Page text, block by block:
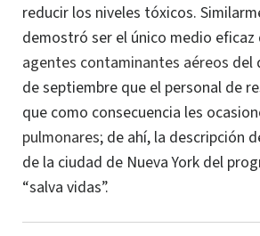
reducir los niveles tóxicos.
demostró ser el único medio eficaz
agentes contaminantes aéreos del
de septiembre que el personal de
que como consecuencia les
pulmonares; de ahí, la descripción
de la ciudad de Nueva York del
“salva vidas”.